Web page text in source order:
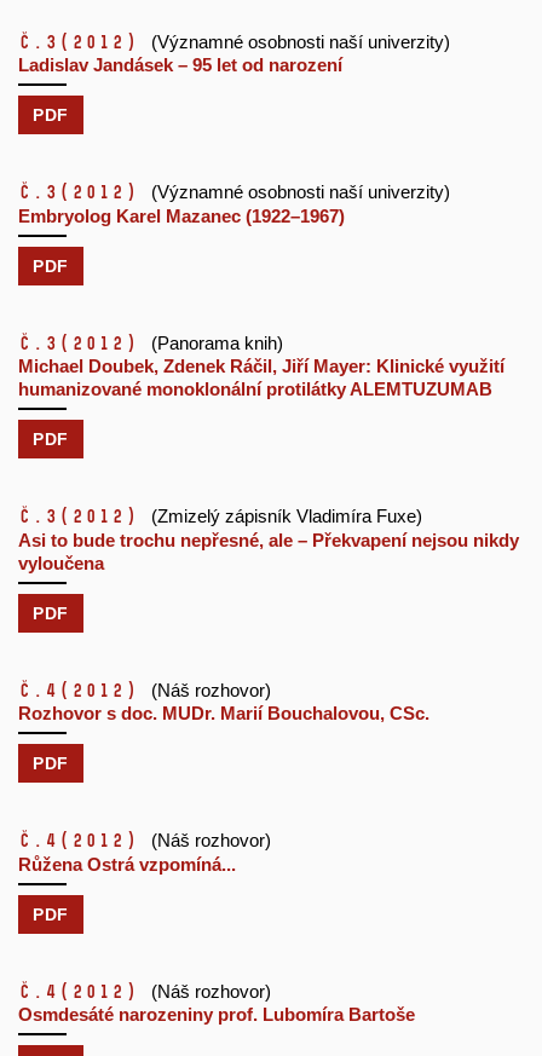
č.3 (2012)
(Významné osobnosti naší univerzity)
Ladislav Jandásek – 95 let od narození
PDF
č.3 (2012)
(Významné osobnosti naší univerzity)
Embryolog Karel Mazanec (1922–1967)
PDF
č.3 (2012)
(Panorama knih)
Michael Doubek, Zdenek Ráčil, Jiří Mayer: Klinické využití
humanizované monoklonální protilátky ALEMTUZUMAB
PDF
č.3 (2012)
(Zmizelý zápisník Vladimíra Fuxe)
Asi to bude trochu nepřesné, ale – Překvapení nejsou nikdy
vyloučena
PDF
č.4 (2012)
(Náš rozhovor)
Rozhovor s doc. MUDr. Marií Bouchalovou, CSc.
PDF
č.4 (2012)
(Náš rozhovor)
Růžena Ostrá vzpomíná...
PDF
č.4 (2012)
(Náš rozhovor)
Osmdesáté narozeniny prof. Lubomíra Bartoše